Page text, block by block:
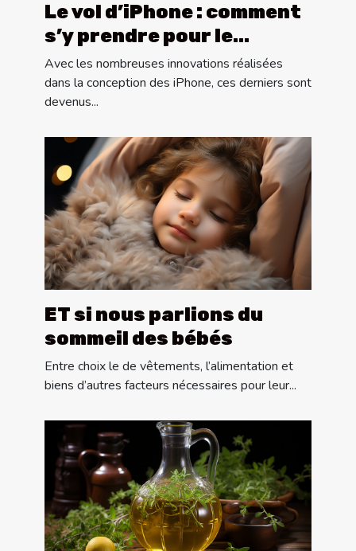
Le vol d’iPhone : comment
s’y prendre pour le
récupérer ?
Avec les nombreuses innovations réalisées
dans la conception des iPhone, ces derniers sont
devenus...
ET si nous parlions du
sommeil des bébés
Entre choix le de vêtements, l’alimentation et
biens d’autres facteurs nécessaires pour leur...